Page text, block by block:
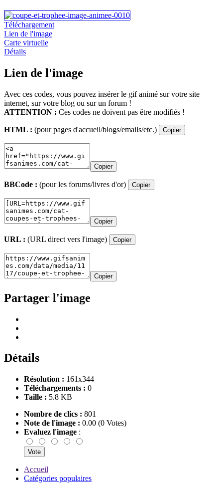
Téléchargement
Lien de l'image
Carte virtuelle
Détails
Lien de l'image
Avec ces codes, vous pouvez insérer le gif animé sur votre site
internet, sur votre blog ou sur un forum !
ATTENTION : Ces codes ne doivent pas être modifiés !
HTML : (pour pages d'accueil/blogs/emails/etc.) Copier
Copier
BBCode : (pour les forums/livres d'or) Copier
Copier
URL : (URL direct vers l'image) Copier
Copier
Partager l'image
Détails
Résolution : 161x344
Téléchargements : 0
Taille : 5.8 KB
Nombre de clics : 801
Note de l'image : 0.00 (0 Votes)
Evaluez l'image :
Accueil
Catégories populaires